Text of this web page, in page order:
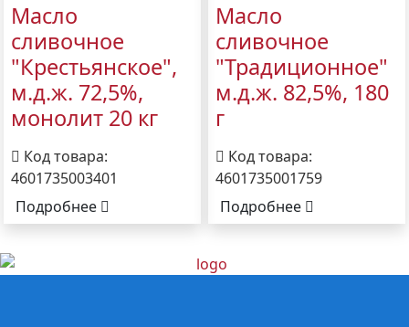
Масло
сливочное
"Крестьянское",
м.д.ж. 72,5%,
монолит 20 кг
Код товара:
4601735003401
Подробнее
Масло
сливочное
"Традиционное"
м.д.ж. 82,5%, 180
г
Код товара:
4601735001759
Подробнее